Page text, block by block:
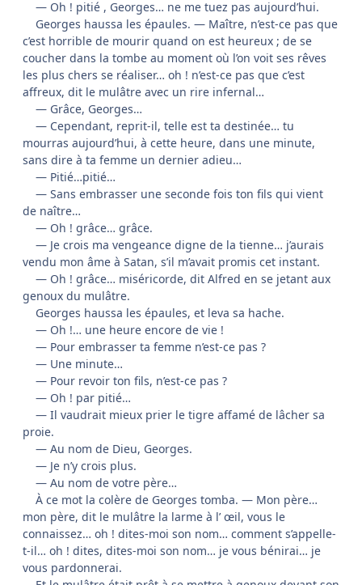
— Oh ! pitié , Georges… ne me tuez pas aujourd’hui.
Georges haussa les épaules. — Maître, n’est-ce pas que
c’est horrible de mourir quand on est heureux ; de se
coucher dans la tombe au moment où l’on voit ses rêves
les plus chers se réaliser… oh ! n’est-ce pas que c’est
affreux, dit le mulâtre avec un rire infernal…
— Grâce, Georges…
— Cependant, reprit-il, telle est ta destinée… tu
mourras aujourd’hui, à cette heure, dans une minute,
sans dire à ta femme un dernier adieu…
— Pitié…pitié…
— Sans embrasser une seconde fois ton fils qui vient
de naître…
— Oh ! grâce… grâce.
— Je crois ma vengeance digne de la tienne… j’aurais
vendu mon âme à Satan, s’il m’avait promis cet instant.
— Oh ! grâce… miséricorde, dit Alfred en se jetant aux
genoux du mulâtre.
Georges haussa les épaules, et leva sa hache.
— Oh !… une heure encore de vie !
— Pour embrasser ta femme n’est-ce pas ?
— Une minute…
— Pour revoir ton fils, n’est-ce pas ?
— Oh ! par pitié…
— Il vaudrait mieux prier le tigre affamé de lâcher sa
proie.
— Au nom de Dieu, Georges.
— Je n’y crois plus.
— Au nom de votre père…
À ce mot la colère de Georges tomba. — Mon père…
mon père, dit le mulâtre la larme à l’ œil, vous le
connaissez… oh ! dites-moi son nom… comment s’appelle-
t-il… oh ! dites, dites-moi son nom… je vous bénirai… je
vous pardonnerai.